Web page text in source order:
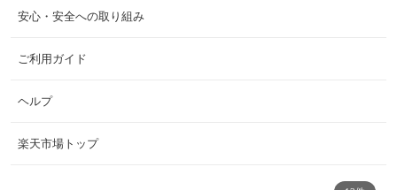
安心・安全への取り組み
ご利用ガイド
ヘルプ
楽天市場トップ